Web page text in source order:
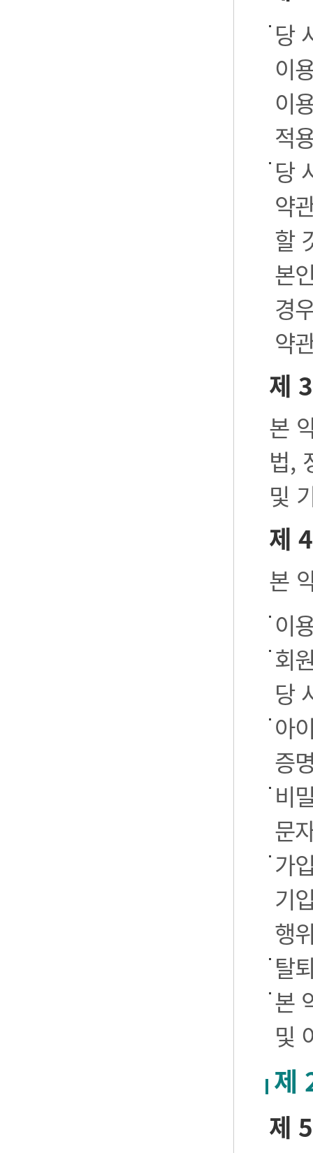
당
이
이
적
당
약
할
본
경
약
제
본
법,
및
제
본
이
회
당
아
증
비
문
가
기
행
탈
본
및
제
제